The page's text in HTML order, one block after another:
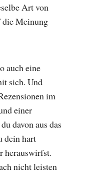
Art von
die Meinung
auch eine
sich. Und
im
einer
davon aus das
dein hart
herauswirfst.
nicht leisten